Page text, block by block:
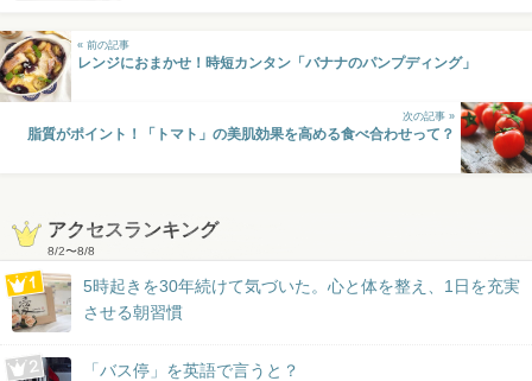
« 前の記事
レンジにおまかせ！時短カンタン「バナナのパンプディング」
次の記事 »
脂質がポイント！「トマト」の美肌効果を高める食べ合わせって？
アクセスランキング
8/2〜8/8
5時起きを30年続けて気づいた。心と体を整え、1日を充実
させる朝習慣
「バス停」を英語で言うと？